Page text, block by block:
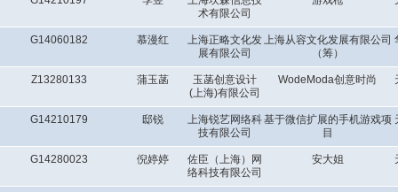
术有限公司
G14060182 慕漫红
上海正略文化发
展有限公司
上海从容文化发展有限公司
（筹）
Z13280133 蒲玉菡
玉菡创意设计
(上海)有限公司
WodeModa创意时尚
G14210179 邸锐
上海锐艺网络科
技有限公司
基于微信扩展的手机游戏项
目
G14280023 倪婷婷
佐臣（上海）网
络科技有限公司
安大姐